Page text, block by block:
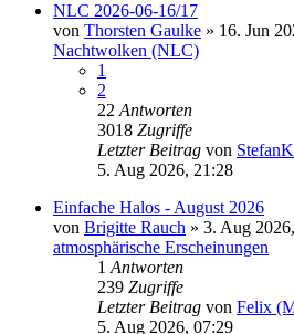
NLC 2026-06-16/17
von Thorsten Gaulke » 16. Jun
Nachtwolken (NLC)
1
2
22 Antworten
3018 Zugriffe
Letzter Beitrag von StefanK
5. Aug 2026, 21:28
Einfache Halos - August 2026
von Brigitte Rauch » 3. Aug
atmosphärische Erscheinungen
1 Antworten
239 Zugriffe
Letzter Beitrag von Felix
5. Aug 2026, 07:29